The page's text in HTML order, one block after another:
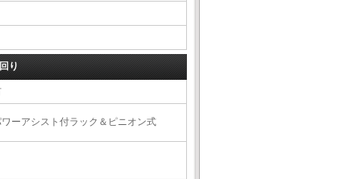
り
ーアシスト付ラック＆ピニオン式